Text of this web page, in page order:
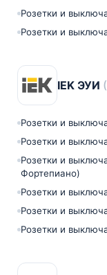
Розетки и
Розетки и
IEK ЭУИ
Розетки и
Розетки и
Розетки и
Фортепиано)
Розетки и
Розетки и
Розетки и